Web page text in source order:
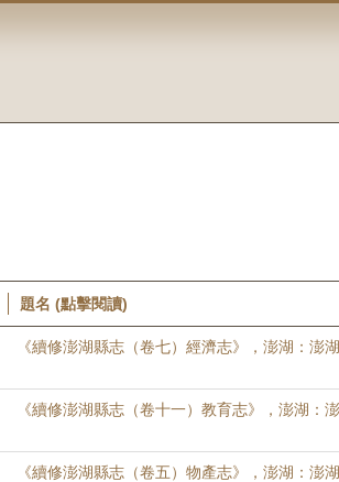
題名 (點擊閱讀)
《續修澎湖縣志（卷七）經濟志》，澎湖：澎
《續修澎湖縣志（卷十一）教育志》，澎湖：
《續修澎湖縣志（卷五）物產志》，澎湖：澎